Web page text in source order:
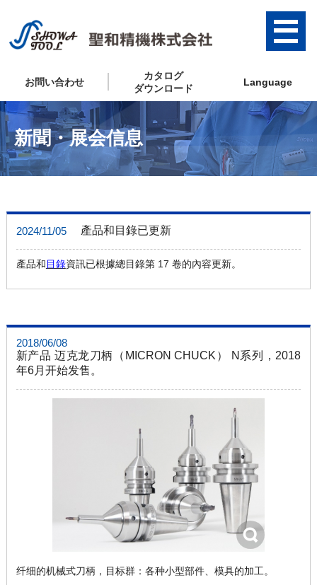
お問い合わせ
カタログ
ダウンロード
Language
新聞・展会信息
2024/11/05 產品和目錄已更新
產品和目錄資訊已根據總目錄第 17 卷的內容更新。
2018/06/08
新产品 迈克龙刀柄（MICRON CHUCK） N系列，2018
年6月开始发售。
纤细的机械式刀柄，目标群：各种小型部件、模具的加工。